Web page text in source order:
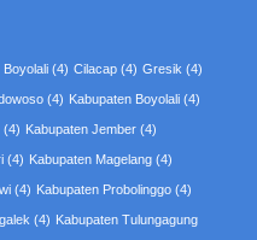
Boyolali (4) Cilacap (4) Gresik (4)
(4) Kabupaten Boyolali (4)
(4) Kabupaten Jember (4)
(4) Kabupaten Magelang (4)
(4) Kabupaten Probolinggo (4)
(4) Kabupaten Tulungagung